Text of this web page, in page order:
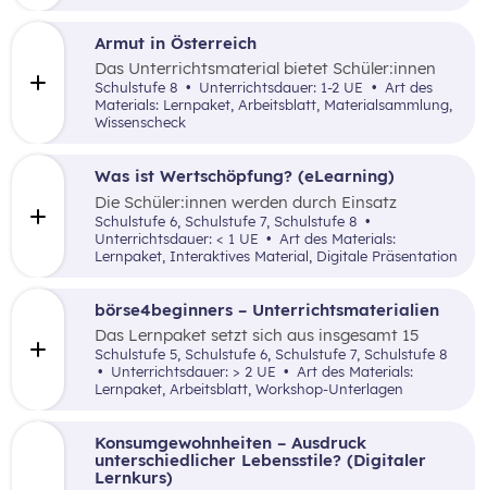
Armut in Österreich
Das Unterrichtsmaterial bietet Schüler:innen
mithilfe unterschiedlicher didaktischer
Elemente einen inhaltlich umfangreichen
Überblick zur Armutsgefährdung in Österreich,
von Armut und Ausgrenzung betroffenen
Schulstufe 8 Unterrichtsdauer: 1-2 UE
Art des
Materials: Lernpaket, Arbeitsblatt, Materialsammlung,
Wissenscheck
Was ist Wertschöpfung? (eLearning)
Die Schüler:innen werden durch Einsatz
verschiedener inaktiver didaktischer Elemente
mit dem Begriff der Wertschöpfung(-kette)
anhand einfach nachvollziehbarer Beispiele
vertraut gemacht.
Schulstufe 6, Schulstufe 7, Schulstufe 8
Unterrichtsdauer: < 1 UE
Lernpaket, Interaktives Material, Digitale Präsentation
börse4beginners – Unterrichtsmaterialien
Das Lernpaket setzt sich aus insgesamt 15
Arbeitsaufträgen zusammen, welche den
Schüler:innen auf kreative, spielerische sowie
angewandte Art und Weise Grundlagenwissen
Schulstufe 5, Schulstufe 6, Schulstufe 7, Schulstufe 8
Unterrichtsdauer: > 2 UE
Lernpaket, Arbeitsblatt, Workshop-Unterlagen
Konsumgewohnheiten – Ausdruck
unterschiedlicher Lebensstile? (Digitaler
Lernkurs)